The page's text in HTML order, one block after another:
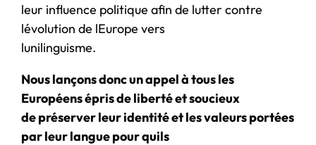
leur influence politique afin de lutter contre
lévolution de lEurope vers
lunilinguisme.
Nous lançons donc un appel à tous les
Européens épris de liberté et soucieux
de préserver leur identité et les valeurs portées
par leur langue pour quils